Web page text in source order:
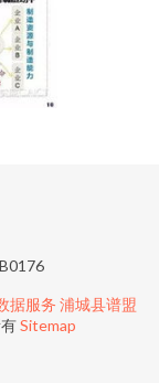
据服务 浦城县谱盟
Sitemap